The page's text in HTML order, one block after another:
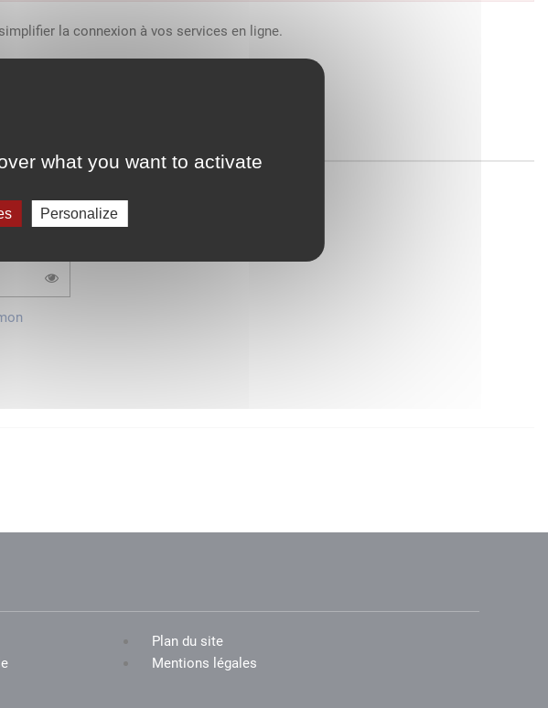
what you want to activate
Personalize
la connexion à vos services en ligne.
?
Plan du site
Mentions légales